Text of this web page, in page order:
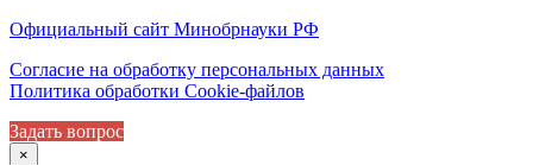
Официальный сайт Минобрнауки РФ
Согласие на обработку персональных данных
Политика обработки Cookie-файлов
Задать вопрос
×